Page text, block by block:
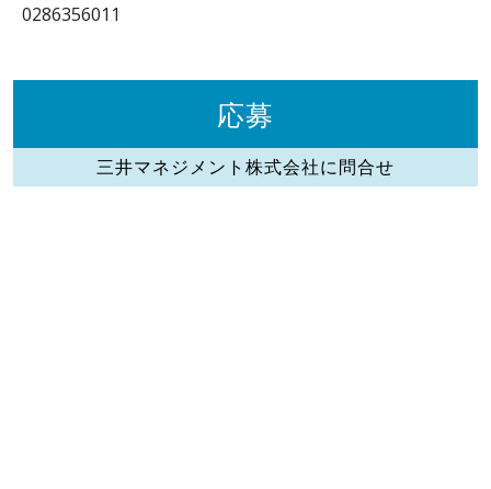
0286356011
応募
三井マネジメント株式会社に問合せ